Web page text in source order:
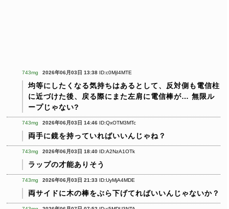
743mg 2026年06月03日 13:38 ID:c0MjI4MTE
均等にしたくなる気持ちはあるとして、反対側も電信柱
に近づけた後、戻る際にまた左肩に電信棒が… 無限ル
ープじゃない?
743mg 2026年06月03日 14:46 ID:QxOTM3MTc
両手に鏡を持っていればいいんじゃね？
743mg 2026年06月03日 18:40 ID:A2NzA1OTk
ラップの才能ありそう
743mg 2026年06月03日 21:33 ID:UyMjA4MDE
両サイドに木の棒をぶら下げてればいいんじゃないか？